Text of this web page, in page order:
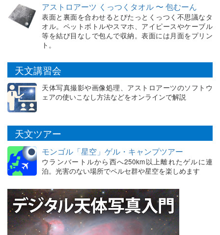
アストロアーツ くっつくタオル 〜 包むーん
表面と裏面を合わせるとぴたっとくっつく不思議なタ
オル。ペットボトルやスマホ、アイピースやケーブル
等を結び目なしで包んで収納。表面には月面をプリン
ト。
天文講習会
天体写真撮影や画像処理、アストロアーツのソフトウ
ェアの使いこなし方法などをオンラインで解説
天文ツアー
モンゴル「星空」ゲル・キャンプツアー
ウランバートルから西へ250km以上離れたゲルに連
泊。光害のない場所でペルセ群や星空を楽しめます